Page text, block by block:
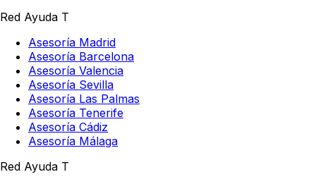
Red Ayuda T
Asesoría Madrid
Asesoría Barcelona
Asesoría Valencia
Asesoría Sevilla
Asesoría Las Palmas
Asesoría Tenerife
Asesoría Cádiz
Asesoría Málaga
Red Ayuda T